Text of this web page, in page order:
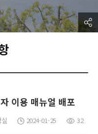
이용 매뉴얼 배포
2024-01-25 32